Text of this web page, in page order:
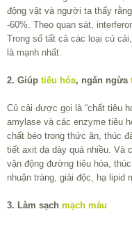
động vật và người ta thấy
-60%. Theo quan sát,
Trong số tất cả các loại củ
là mạnh nhất.
2. Giúp tiêu hóa, ngăn ngừa
Củ cải được gọi là “chất tiêu
amylase và các enzyme tiêu
chất béo trong thức ăn, thúc
tiết axit dạ dày quá nhiều. Và
vận động đường tiêu hóa,
nhuận tràng, giải độc, hạ lipid
3. Làm sạch mạch máu